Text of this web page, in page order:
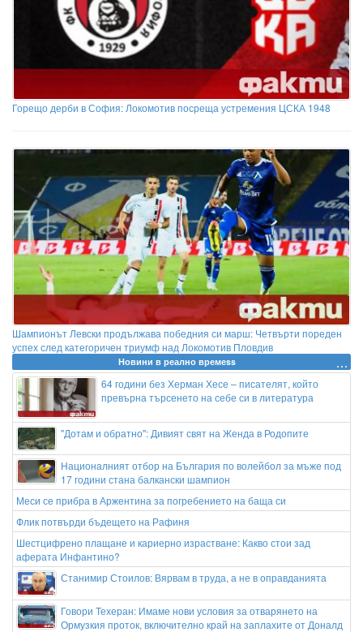
Горещо дерби в София: Локомотив посреща устремения ЦСКА 1948
Шампионът Левски продължава победния си марш: Четвърти пореден
успех след категоричен триумф над Локомотив Пловдив
Новини в реално времеss
64 години без Херман Хесе – писателят, който
превърна търсенето на себе си в литература
"Дотам и обратно": Дивият свят на Женда в Родопите
Националният отбор на България по волейбол за мъже под
17 години стана балкански шампион
Меси се прибра в Аржентина за погребението на баща си
Флик потвърди бъдещето на Рафиня
Шестцифрено плащане и кариерно израстване: Какво стои зад
аферата Инфантино?
Станимир Стоилов: Вярвам в труда, а не в оправданията
Говори Техеран: Имаме нови условия за отварянето на
Ормузкия проток, включително край на заплахите от Доналд